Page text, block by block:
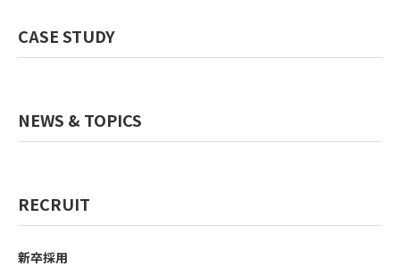
CASE STUDY
NEWS & TOPICS
RECRUIT
新卒採用